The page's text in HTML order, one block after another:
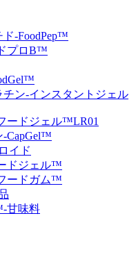
-FoodPep™
プロB™
ン-インスタントジェル
ードジェル™LR01
-CapGel™
イド
ドジェル™
ードガム™
甘味料